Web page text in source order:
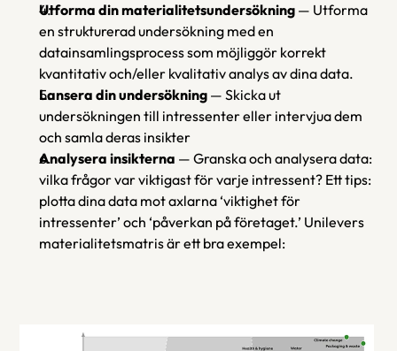
Utforma din materialitetsundersökning — Utforma
en strukturerad undersökning med en
datainsamlingsprocess som möjliggör korrekt
kvantitativ och/eller kvalitativ analys av dina data.
Lansera din undersökning — Skicka ut
undersökningen till intressenter eller intervjua dem
och samla deras insikter
Analysera insikterna — Granska och analysera data:
vilka frågor var viktigast för varje intressent? Ett tips:
plotta dina data mot axlarna ‘viktighet för
intressenter’ och ‘påverkan på företaget.’ Unilevers
materialitetsmatris är ett bra exempel: